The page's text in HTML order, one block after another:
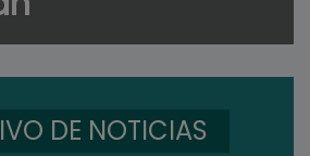
DE NOTICIAS